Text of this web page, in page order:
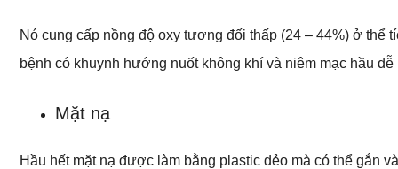
Nó cung cấp nồng độ oxy tương đối thấp (24 – 44%) ở thể
bệnh có khuynh hướng nuốt không khí và niêm mạc hầu
Mặt nạ
Hầu hết mặt nạ được làm bằng plastic dẻo mà có thể gắn